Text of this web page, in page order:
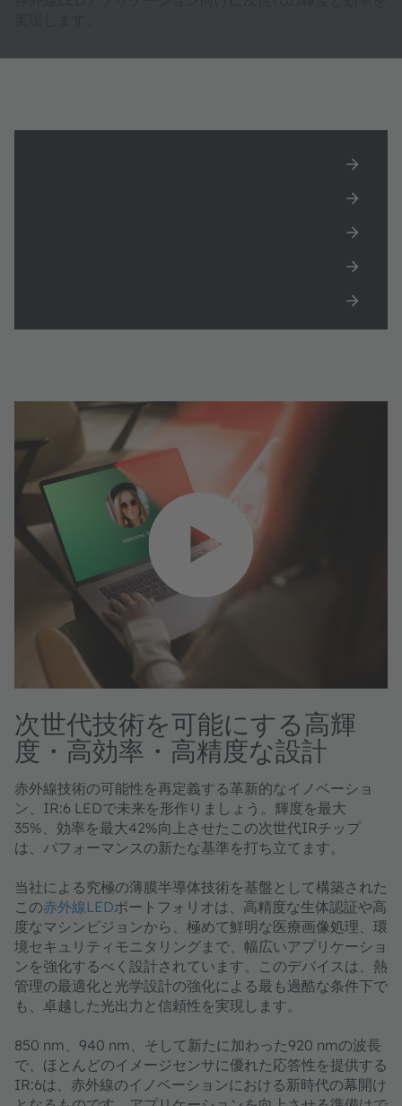
次世代技術を可能にする高輝
度・高効率・高精度な設計
赤外線技術の可能性を再定義する革新的なイノベーショ
ン、IR:6 LEDで未来を形作りましょう。輝度を最大
35%、効率を最大42%向上させたこの次世代IRチップ
は、パフォーマンスの新たな基準を打ち立てます。
当社による究極の薄膜半導体技術を基盤として構築された
この赤外線LEDポートフォリオは、高精度な生体認証や高
度なマシンビジョンから、極めて鮮明な医療画像処理、環
境セキュリティモニタリングまで、幅広いアプリケーショ
ンを強化するべく設計されています。このデバイスは、熱
管理の最適化と光学設計の強化による最も過酷な条件下で
も、卓越した光出力と信頼性を実現します。
850 nm、940 nm、そして新たに加わった920 nmの波長
で、ほとんどのイメージセンサに優れた応答性を提供する
IR:6は、赤外線のイノベーションにおける新時代の幕開け